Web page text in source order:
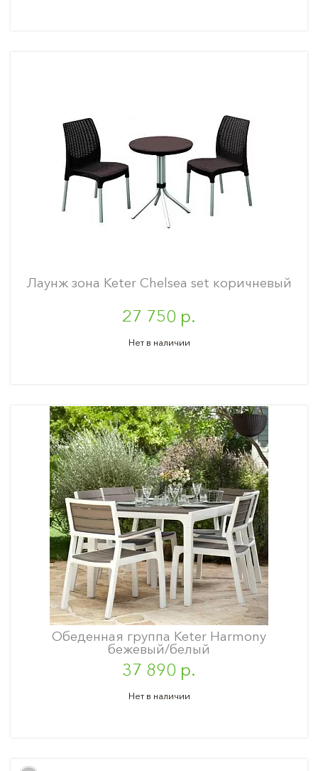
Лаунж зона Keter Chelsea set коричневый
27 750 р.
Нет в наличии
Обеденная группа Keter Harmony
бежевый/белый
37 890 р.
Нет в наличии